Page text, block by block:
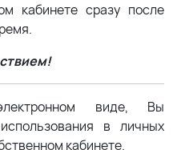
кабинете сразу после
виде, Вы
в личных
кабинете.